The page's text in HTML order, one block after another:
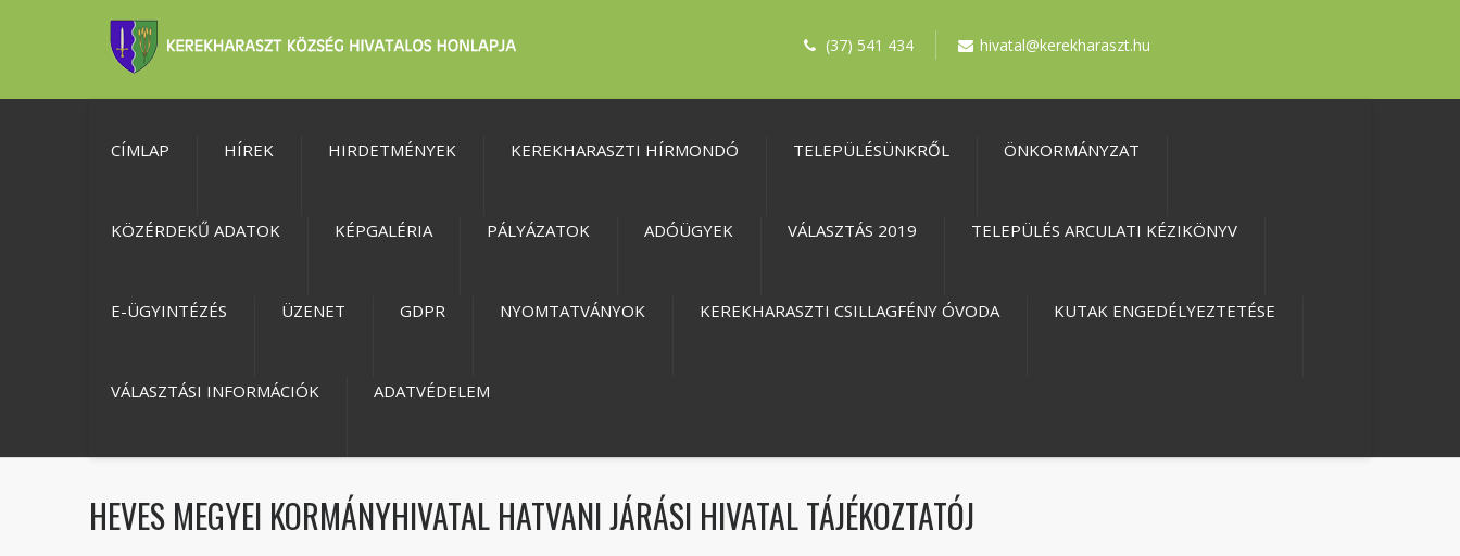
(37) 541 434 hivatal@kerekharaszt.hu
CÍMLAP HÍREK HIRDETMÉNYEK KEREKHARASZTI HÍRMONDÓ TELEPÜLÉSÜNKRŐL ÖNKORMÁNYZAT
KÖZÉRDEKŰ ADATOK KÉPGALÉRIA PÁLYÁZATOK ADÓÜGYEK VÁLASZTÁS 2019 TELEPÜLÉS ARCULATI KÉZIKÖNYV
E-ÜGYINTÉZÉS ÜZENET GDPR NYOMTATVÁNYOK KEREKHARASZTI CSILLAGFÉNY ÓVODA KUTAK ENGEDÉLYEZTETÉSE
VÁLASZTÁSI INFORMÁCIÓK ADATVÉDELEM
HEVES MEGYEI KORMÁNYHIVATAL HATVANI JÁRÁSI HIVATAL TÁJÉKOZTATÓJ